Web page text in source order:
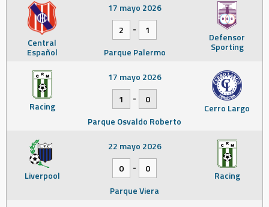
Central
Español
Defensor
Sporting
17 mayo 2026
2
-
1
Parque Palermo
Racing Cerro Largo
17 mayo 2026
1
-
0
Parque Osvaldo Roberto
Liverpool Racing
22 mayo 2026
0
-
0
Parque Viera